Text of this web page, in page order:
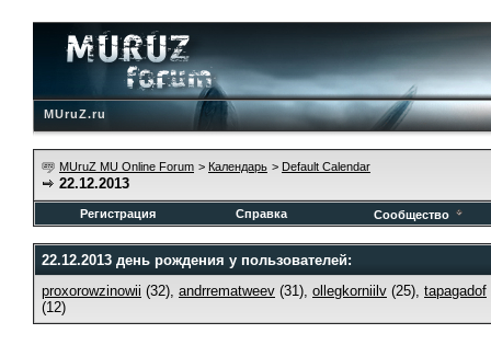
MUruZ.ru
MUruZ MU Online Forum > Календарь > Default Calendar
22.12.2013
Регистрация Справка Сообщество
22.12.2013 день рождения у пользователей:
proxorowzinowii (32), andrrematweev (31), ollegkorniilv (25), tapagadof
(12)